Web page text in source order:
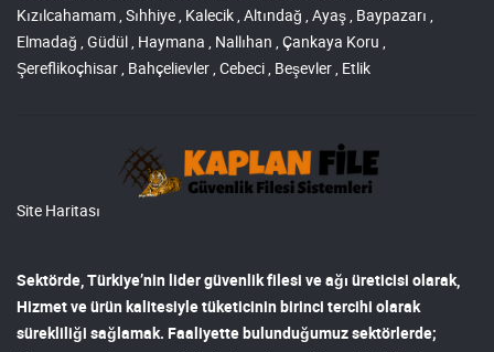
Kızılcahamam , Sıhhiye , Kalecik , Altındağ , Ayaş , Baypazarı ,
Elmadağ , Güdül , Haymana , Nallıhan , Çankaya Koru ,
Şereflikoçhisar , Bahçelievler , Cebeci , Beşevler , Etlik
Site Haritası
Sektörde, Türkiye’nin lidergüvenlik filesi ve ağı üreticisi olarak,
Hizmet ve ürün kalitesiyle tüketicinin birinci tercihi olarak
sürekliliği sağlamak. Faaliyette bulunduğumuz sektörlerde;